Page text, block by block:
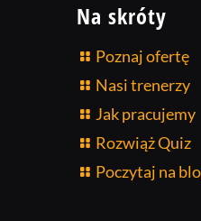
Na skróty
Poznaj ofertę
Nasi trenerzy
Jak pracujemy
Rozwiąż Quiz
Poczytaj na